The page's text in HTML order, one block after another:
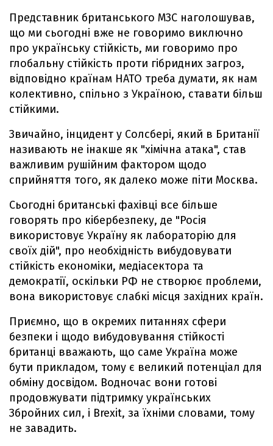
Представник британського МЗС наголошував,
що ми сьогодні вже не говоримо виключно
про українську стійкість, ми говоримо про
глобальну стійкість проти гібридних загроз,
відповідно країнам НАТО треба думати, як нам
колективно, спільно з Україною, ставати більш
стійкими.
Звичайно, інцидент у Солсбері, який в Британії
називають не інакше як "хімічна атака", став
важливим рушійним фактором щодо
сприйняття того, як далеко може піти Москва.
Сьогодні британські фахівці все більше
говорять про кібербезпеку, де "Росія
використовує Україну як лабораторію для
своїх дій", про необхідність вибудовувати
стійкість економіки, медіасектора та
демократії, оскільки РФ не створює проблеми,
вона використовує слабкі місця західних країн.
Приємно, що в окремих питаннях сфери
безпеки і щодо вибудовування стійкості
британці вважають, що саме Україна може
бути прикладом, тому є великий потенціал для
обміну досвідом. Водночас вони готові
продовжувати підтримку українських
Збройних сил, і Brexit, за їхніми словами, тому
не завадить.